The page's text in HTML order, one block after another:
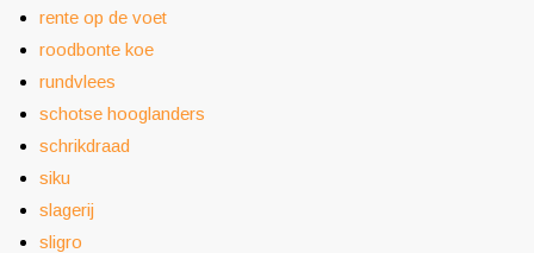
rente op de voet
roodbonte koe
rundvlees
schotse hooglanders
schrikdraad
siku
slagerij
sligro